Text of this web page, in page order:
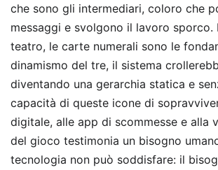
che sono gli intermediari, coloro che
messaggi e svolgono il lavoro sporco.
teatro, le carte numerali sono le
dinamismo del tre, il sistema
diventando una gerarchia statica e
capacità di queste icone di
digitale, alle app di scommesse e alla
del gioco testimonia un bisogno
tecnologia non può soddisfare: il